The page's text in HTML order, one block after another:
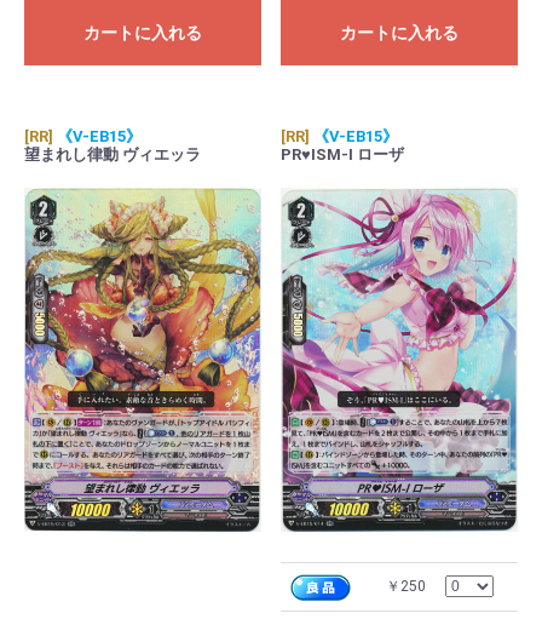
カートに入れる カートに入れる
[RR]
《V-EB15》
望まれし律動 ヴィエッラ
[RR]
《V-EB15》
PR♥ISM-I ローザ
￥250